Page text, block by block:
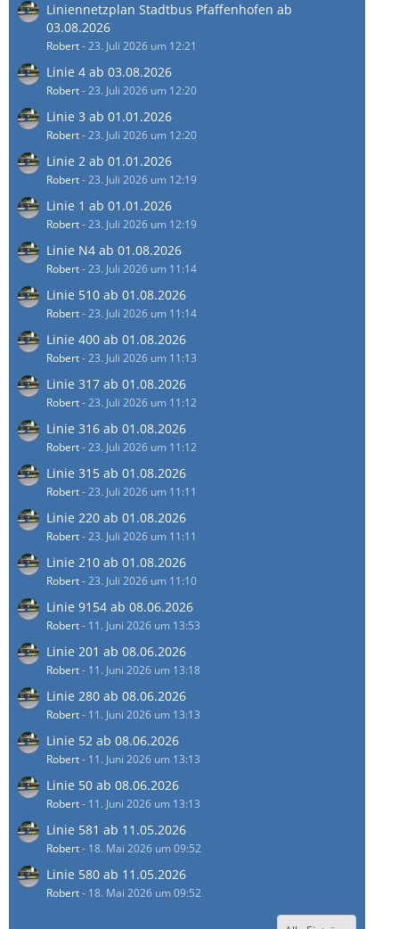
Liniennetzplan Stadtbus Pfaffenhofen ab
03.08.2026
Robert-23. Juli 2026 um 12:21
Linie 4 ab 03.08.2026
Robert-23. Juli 2026 um 12:20
Linie 3 ab 01.01.2026
Robert-23. Juli 2026 um 12:20
Linie 2 ab 01.01.2026
Robert-23. Juli 2026 um 12:19
Linie 1 ab 01.01.2026
Robert-23. Juli 2026 um 12:19
Linie N4 ab 01.08.2026
Robert-23. Juli 2026 um 11:14
Linie 510 ab 01.08.2026
Robert-23. Juli 2026 um 11:14
Linie 400 ab 01.08.2026
Robert-23. Juli 2026 um 11:13
Linie 317 ab 01.08.2026
Robert-23. Juli 2026 um 11:12
Linie 316 ab 01.08.2026
Robert-23. Juli 2026 um 11:12
Linie 315 ab 01.08.2026
Robert-23. Juli 2026 um 11:11
Linie 220 ab 01.08.2026
Robert-23. Juli 2026 um 11:11
Linie 210 ab 01.08.2026
Robert-23. Juli 2026 um 11:10
Linie 9154 ab 08.06.2026
Robert- 11. Juni 2026 um 13:53
Linie 201 ab 08.06.2026
Robert- 11. Juni 2026 um 13:18
Linie 280 ab 08.06.2026
Robert- 11. Juni 2026 um 13:13
Linie 52 ab 08.06.2026
Robert- 11. Juni 2026 um 13:13
Linie 50 ab 08.06.2026
Robert- 11. Juni 2026 um 13:13
Linie 581 ab 11.05.2026
Robert- 18. Mai 2026 um 09:52
Linie 580 ab 11.05.2026
Robert- 18. Mai 2026 um 09:52